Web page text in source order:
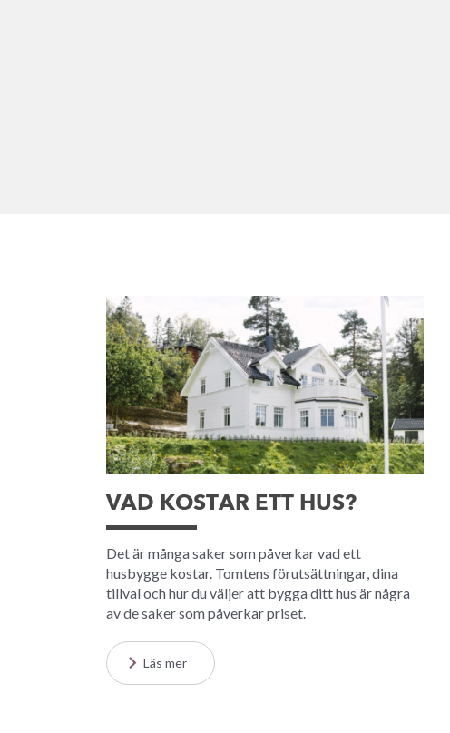
VAD KOSTAR ETT HUS?
Det är många saker som påverkar vad ett
husbygge kostar. Tomtens förutsättningar, dina
tillval och hur du väljer att bygga ditt hus är några
av de saker som påverkar priset.
Läs mer